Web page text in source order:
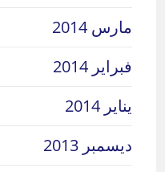
مارس 2014
فبراير 2014
يناير 2014
ديسمبر 2013